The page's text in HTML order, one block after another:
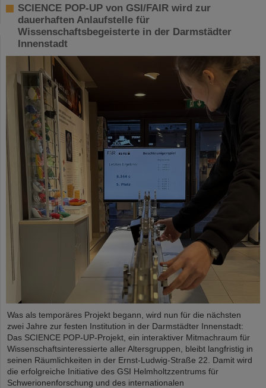
SCIENCE POP-UP von GSI/FAIR wird zur
dauerhaften Anlaufstelle für
Wissenschaftsbegeisterte in der Darmstädter
Innenstadt
Was als temporäres Projekt begann, wird nun für die nächsten
zwei Jahre zur festen Institution in der Darmstädter Innenstadt:
Das SCIENCE POP-UP-Projekt, ein interaktiver Mitmachraum für
Wissenschaftsinteressierte aller Altersgruppen, bleibt langfristig in
seinen Räumlichkeiten in der Ernst-Ludwig-Straße 22. Damit wird
die erfolgreiche Initiative des GSI Helmholtzzentrums für
Schwerionenforschung und des internationalen